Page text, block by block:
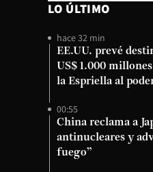
LO ÚLTIMO
hace 32 min
EE.UU. prevé
US$ 1.000
la Espriella al
00:55
China reclama a
antinucleares y
fuego”